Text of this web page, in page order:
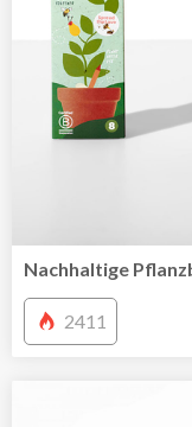
Nachhaltige
2411